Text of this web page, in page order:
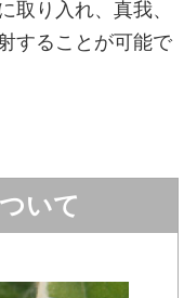
取り入れ、真我、
することが可能で
いて